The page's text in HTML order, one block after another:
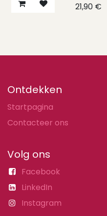
21,90€
Ontdekken
Startpagina
Contacteer ons
Volg ons
Facebook
LinkedIn
Instagram